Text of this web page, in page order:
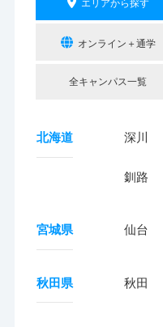
エリアから探す
オンライン＋通学
全キャンパス一覧
北海道 深川
釧路
宮城県 仙台
秋田県 秋田